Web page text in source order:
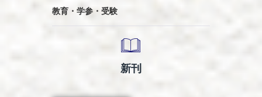
教育・学参・受験
新刊